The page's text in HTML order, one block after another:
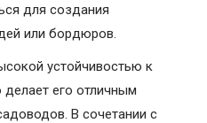
для создания
или бордюров.
устойчивостью к
его отличным
В сочетании с